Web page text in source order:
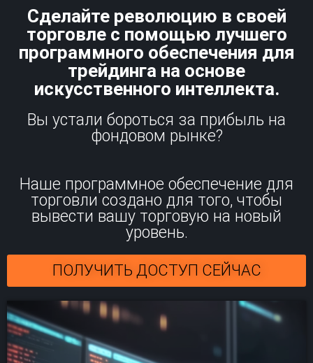
Сделайте революцию в своей
торговле с помощью лучшего
программного обеспечения для
трейдинга на основе
искусственного интеллекта.
Вы устали бороться за прибыль на
фондовом рынке?
Наше программное обеспечение для
торговли создано для того, чтобы
вывести вашу торговую на новый
уровень.
ПОЛУЧИТЬ ДОСТУП СЕЙЧАС